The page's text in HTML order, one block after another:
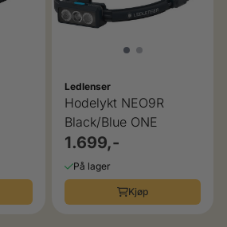
Ledlenser
Hodelykt NEO9R
Black/Blue ONE
1.699,-
På lager
Kjøp